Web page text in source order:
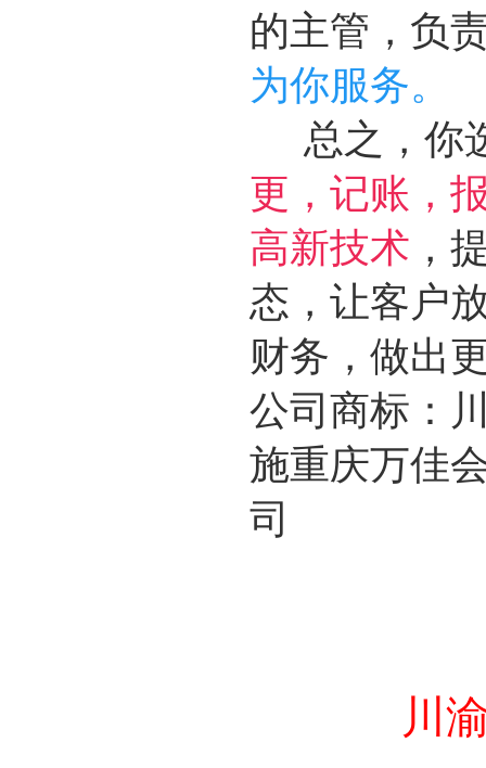
的主管，负
为你服务。
总之，你
更，记账，
高新技术 ，
态，让客户
财务，做出
公司商标：
施重庆万佳
司
川